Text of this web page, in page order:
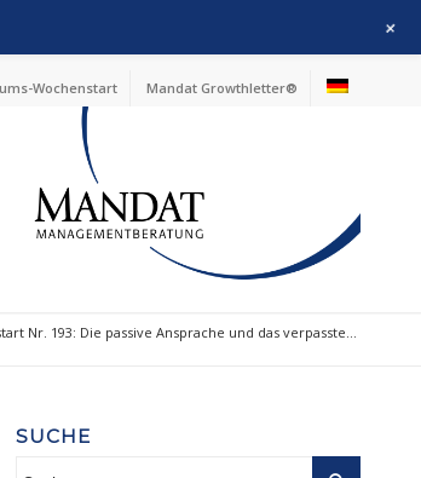
Wochenstart Mandat Growthletter®
Nr. 193: Die passive Ansprache und das verpasste...
SUCHE
+